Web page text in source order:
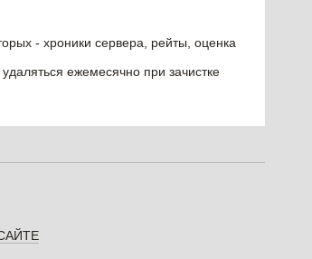
- хроники сервера, рейты, оценка
ежемесячно при зачистке